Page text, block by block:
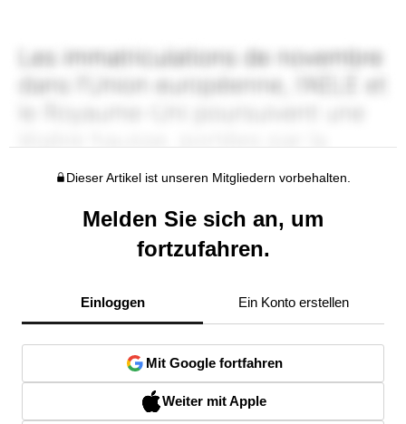
Dieser Artikel ist unseren Mitgliedern vorbehalten.
Melden Sie sich an, um
fortzufahren.
Einloggen Ein Konto erstellen
Mit Google fortfahren
Weiter mit Apple